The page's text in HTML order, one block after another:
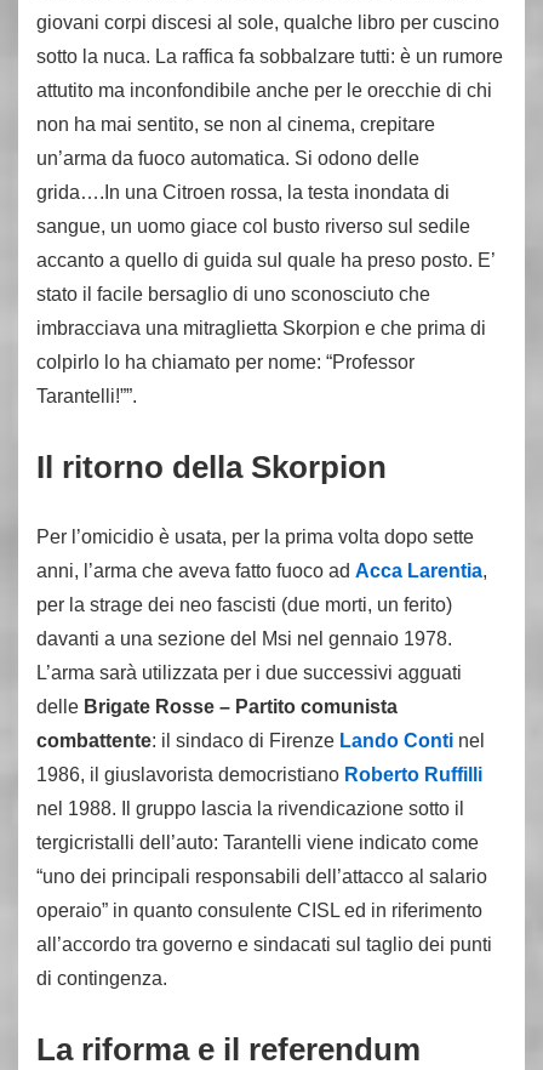
giovani corpi discesi al sole, qualche libro per cuscino
sotto la nuca. La raffica fa sobbalzare tutti: è un rumore
attutito ma inconfondibile anche per le orecchie di chi
non ha mai sentito, se non al cinema, crepitare
un’arma da fuoco automatica. Si odono delle
grida….In una Citroen rossa, la testa inondata di
sangue, un uomo giace col busto riverso sul sedile
accanto a quello di guida sul quale ha preso posto. E’
stato il facile bersaglio di uno sconosciuto che
imbracciava una mitraglietta Skorpion e che prima di
colpirlo lo ha chiamato per nome: “Professor
Tarantelli!””.
Il ritorno della Skorpion
Per l’omicidio è usata, per la prima volta dopo sette
anni, l’arma che aveva fatto fuoco ad Acca Larentia,
per la strage dei neo fascisti (due morti, un ferito)
davanti a una sezione del Msi nel gennaio 1978.
L’arma sarà utilizzata per i due successivi agguati
delle Brigate Rosse – Partito comunista
combattente: il sindaco di Firenze Lando Conti nel
1986, il giuslavorista democristiano Roberto Ruffilli
nel 1988. Il gruppo lascia la rivendicazione sotto il
tergicristalli dell’auto: Tarantelli viene indicato come
“uno dei principali responsabili dell’attacco al salario
operaio” in quanto consulente CISL ed in riferimento
all’accordo tra governo e sindacati sul taglio dei punti
di contingenza.
La riforma e il referendum